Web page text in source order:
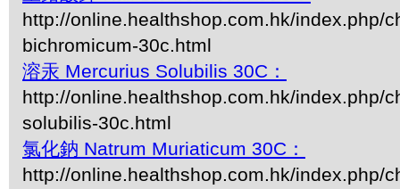
http://online.healthshop.com.hk/index.php/
bichromicum-30c.html
溶汞 Mercurius Solubilis 30C：
http://online.healthshop.com.hk/index.php/
solubilis-30c.html
氯化鈉 Natrum Muriaticum 30C：
http://online.healthshop.com.hk/index.php/